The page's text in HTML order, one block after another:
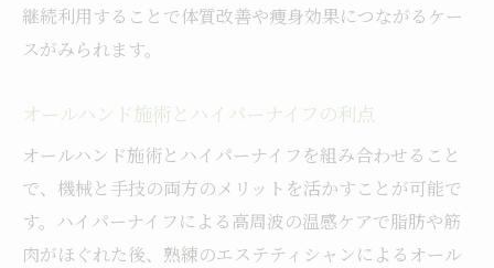
継続利用することで体質改善や痩身効果につながるケー
スがみられます。
オールハンド施術とハイパーナイフの利点
オールハンド施術とハイパーナイフを組み合わせること
で、機械と手技の両方のメリットを活かすことが可能で
す。ハイパーナイフによる高周波の温感ケアで脂肪や筋
肉がほぐれた後、熟練のエステティシャンによるオール